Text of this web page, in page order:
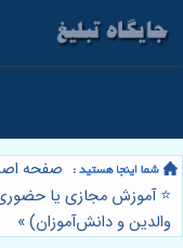
صفحه
⭐️ آموزش مجازی یا
والدین و دانش‌آموزان)»